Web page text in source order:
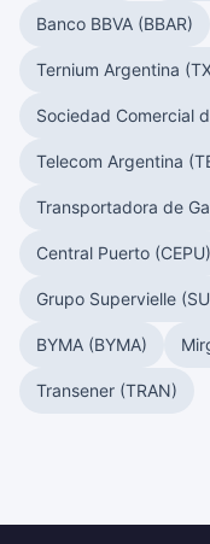
Banco BBVA (BBAR)
Ternium Argentina
Sociedad Comercial
Telecom Argentina
Transportadora de
Central Puerto (CEPU)
Grupo Supervielle
BYMA (BYMA)
Transener (TRAN)